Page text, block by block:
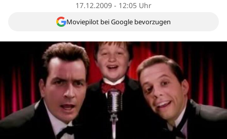
17.12.2009 - 12:05 Uhr
Moviepilot bei Google bevorzugen